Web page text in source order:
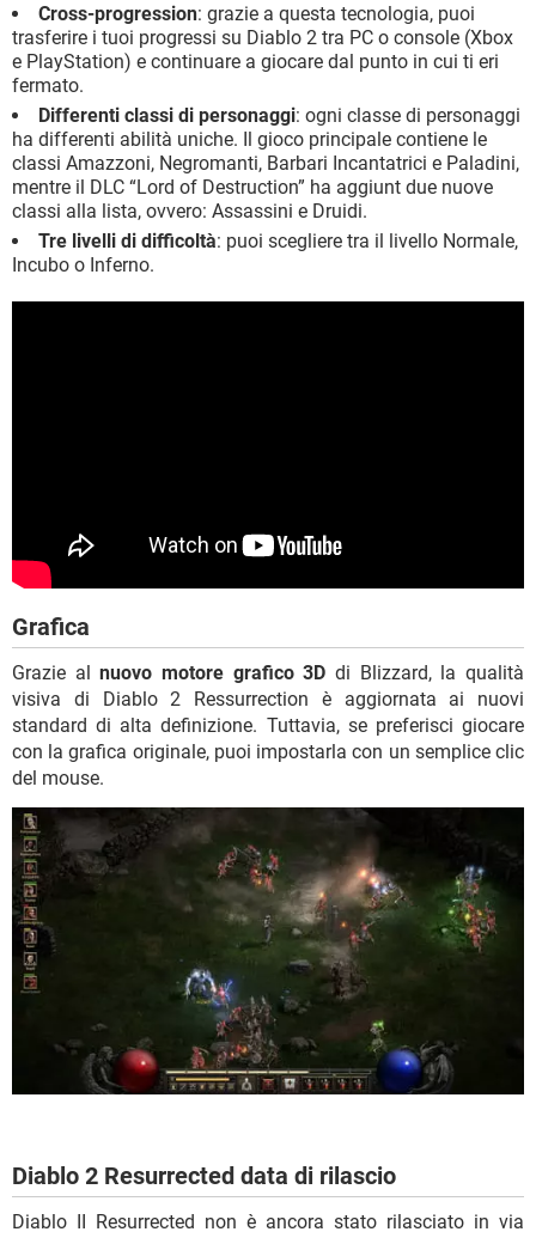
Cross-progression: grazie a questa tecnologia, puoi
trasferire i tuoi progressi su Diablo 2 tra PC o console (Xbox
e PlayStation) e continuare a giocare dal punto in cui ti eri
fermato.
Differenti classi di personaggi: ogni classe di personaggi
ha differenti abilità uniche. Il gioco principale contiene le
classi Amazzoni, Negromanti, Barbari Incantatrici e Paladini,
mentre il DLC “Lord of Destruction” ha aggiunt due nuove
classi alla lista, ovvero: Assassini e Druidi.
Tre livelli di difficoltà: puoi scegliere tra il livello Normale,
Incubo o Inferno.
Grafica
Grazie alnuovo motore grafico 3D di Blizzard, la qualità
visiva di Diablo 2 Ressurrection è aggiornata ai nuovi
standard di alta definizione. Tuttavia, se preferisci giocare
con la grafica originale, puoi impostarla con un semplice clic
del mouse.
Diablo 2 Resurrected data di rilascio
Diablo II Resurrected non è ancora stato rilasciato in via